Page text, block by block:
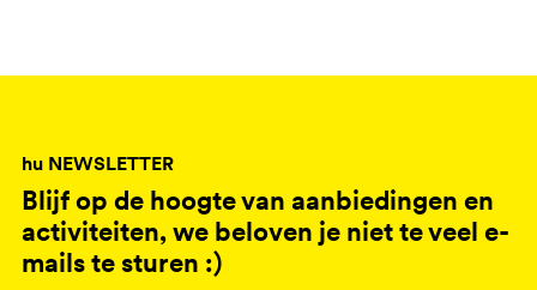
hu NEWSLETTER
Blijf op de hoogte van aanbiedingen en
activiteiten, we beloven je niet te veel e-
mails te sturen :)